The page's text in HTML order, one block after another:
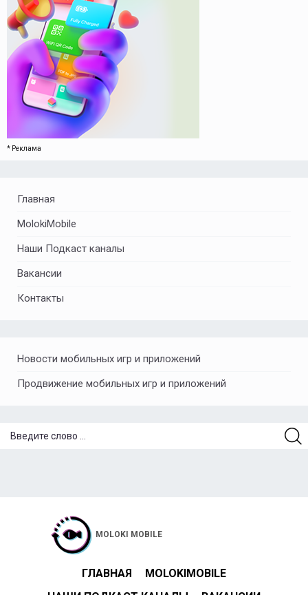
* Реклама
Главная
MolokiMobile
Наши Подкаст каналы
Вакансии
Контакты
Новости мобильных игр и приложений
Продвижение мобильных игр и приложений
MOLOKI MOBILE
ГЛАВНАЯ
MOLOKIMOBILE